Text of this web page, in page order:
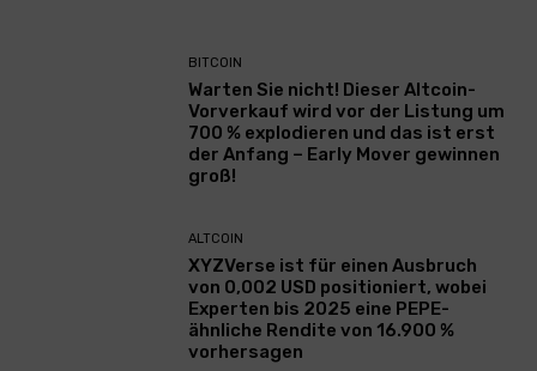
BITCOIN
Warten Sie nicht! Dieser Altcoin-
Vorverkauf wird vor der Listung um
700 % explodieren und das ist erst
der Anfang – Early Mover gewinnen
groß!
ALTCOIN
XYZVerse ist für einen Ausbruch
von 0,002 USD positioniert, wobei
Experten bis 2025 eine PEPE-
ähnliche Rendite von 16.900 %
vorhersagen